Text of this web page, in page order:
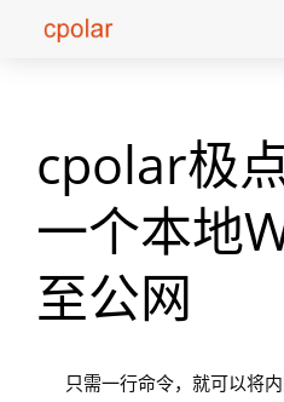
cpolar极
一个本地
至公网
只需一行命令，就可以将内